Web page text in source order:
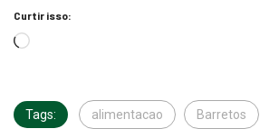
Curtir isso:
Tags: alimentacao Barretos